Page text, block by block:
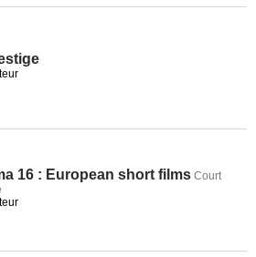
16 : European short films Court